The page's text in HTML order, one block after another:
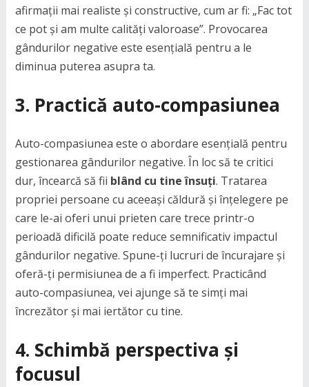
afirmații mai realiste și constructive, cum ar fi: „Fac tot
ce pot și am multe calități valoroase”. Provocarea
gândurilor negative este esențială pentru a le
diminua puterea asupra ta.
3. Practică auto-compasiunea
Auto-compasiunea este o abordare esențială pentru
gestionarea gândurilor negative. În loc să te critici
dur, încearcă să fii blând cu tine însuți. Tratarea
propriei persoane cu aceeași căldură și înțelegere pe
care le-ai oferi unui prieten care trece printr-o
perioadă dificilă poate reduce semnificativ impactul
gândurilor negative. Spune-ți lucruri de încurajare și
oferă-ți permisiunea de a fi imperfect. Practicând
auto-compasiunea, vei ajunge să te simți mai
încrezător și mai iertător cu tine.
4. Schimbă perspectiva și
focusul